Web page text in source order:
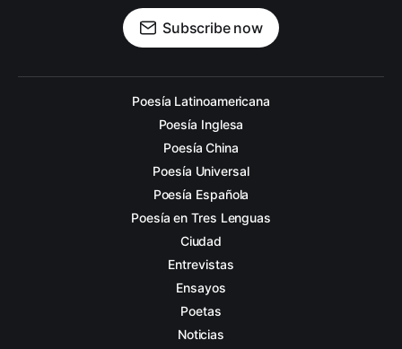
Subscribe now
Poesía Latinoamericana
Poesía Inglesa
Poesía China
Poesía Universal
Poesía Española
Poesía en Tres Lenguas
Ciudad
Entrevistas
Ensayos
Poetas
Noticias